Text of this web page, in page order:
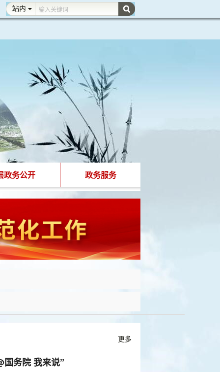
政务公开 政务服务
更多
国务院 我来说”